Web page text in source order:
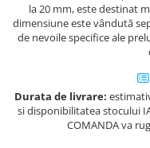
Masini de gaurit - Vario -
si coloana
Masini de gaurit cu
Masini de gaurit cu
Masini de gaurit cu
de actionare
la 20 mm, este destinat
dimensiune este vândută
de nevoile specifice ale
Durata de livrare:
si disponibilitatea stocului
COMANDA va